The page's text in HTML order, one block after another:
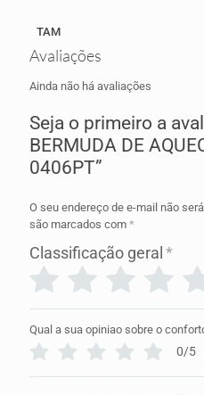
TAM
Avaliações
Ainda não há avaliações
Seja o primeiro a
BERMUDA DE
0406PT”
O seu endereço de e-mail não
são marcados com *
Classificação geral *
Qual a sua opiniao sobre o
0/5